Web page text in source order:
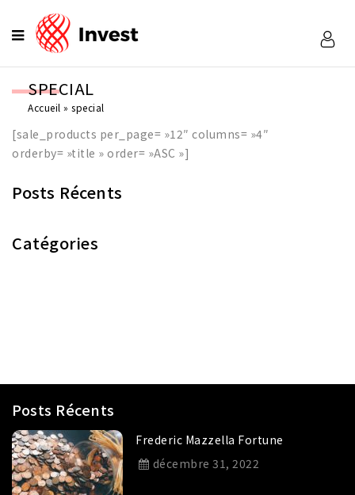
SPECIAL
Accueil » special
[sale_products per_page= »12″ columns= »4″
orderby= »title » order= »ASC »]
Posts Récents
Catégories
Posts Récents
Frederic Mazzella Fortune
décembre 31, 2022